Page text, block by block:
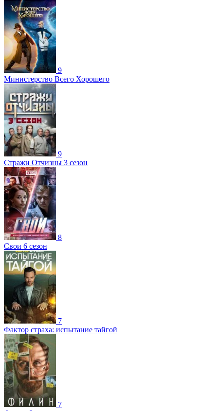
9
Министерство Всего Хорошего
9
Стражи Отчизны 3 сезон
8
Свои 6 сезон
7
Фактор страха: испытание тайгой
7